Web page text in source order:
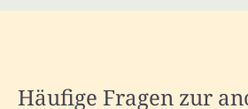
Häufige Fragen zur